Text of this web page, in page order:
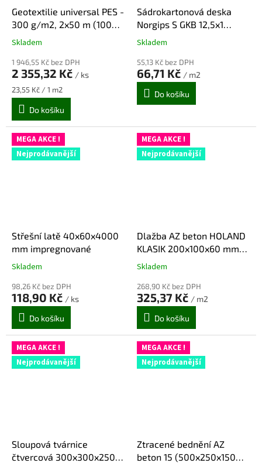
Geotextilie universal PES -
300 g/m2, 2x50 m (100
m2)
Průměrné
produktu
je
5,0
z
hvězdiček.
Skladem
1 946,55 Kč bez DPH
2 355,32 Kč / ks
Měrná
cena:
23,55 Kč / 1 m2
Do košíku
Sádrokartonová deska
Norgips S GKB 12,5x1
250x2 000 mm - základní
Průměrné
produktu
je
5,0
Skladem
55,13 Kč bez DPH
66,71 Kč / m2
Do košíku
MEGA AKCE !
Nejprodávanější
Střešní latě 40x60x4000
mm impregnované
Průměrné
produktu
je
5,0
5
hvězdiček.
Skladem
98,26 Kč bez DPH
118,90 Kč / ks
Do košíku
MEGA AKCE !
Nejprodávanější
Dlažba AZ beton HOLAND
KLASIK 200x100x60 mm
(10,56m2/pal)
Průměrné
produktu
je
5,0
5
hvězdiček.
Skladem
268,90 Kč bez DPH
325,37 Kč / m2
Do košíku
MEGA AKCE !
Nejprodávanější
Sloupová tvárnice
čtvercová 300x300x250
MEGA AKCE !
Nejprodávanější
Ztracené bednění AZ
beton 15 (500x250x150